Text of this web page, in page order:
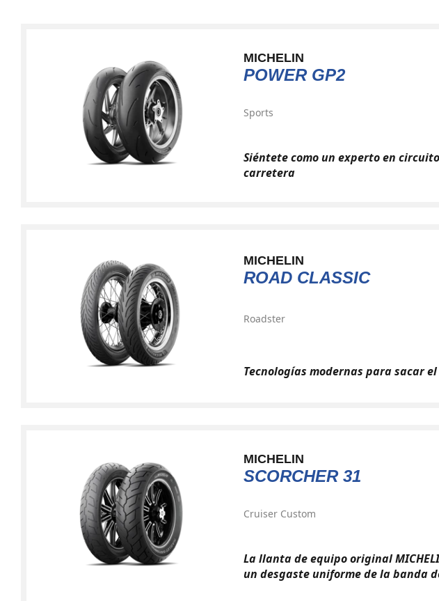
MICHELIN
POWER GP2
Sports
Siéntete como un experto en
carretera
MICHELIN
ROAD CLASSIC
Roadster
Tecnologías modernas para sacar
MICHELIN
SCORCHER 31
Cruiser Custom
La llanta de equipo original
un desgaste uniforme de la banda